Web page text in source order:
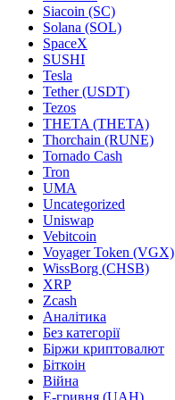
Siacoin (SC)
Solana (SOL)
SpaceX
SUSHI
Tesla
Tether (USDT)
Tezos
THETA (THETA)
Thorchain (RUNE)
Tornado Cash
Tron
UMA
Uncategorized
Uniswap
Vebitcoin
Voyager Token (VGX)
WissBorg (CHSB)
XRP
Zcash
Аналітика
Без категорії
Біржи криптовалют
Біткоін
Війна
Е-гривня (UAH)